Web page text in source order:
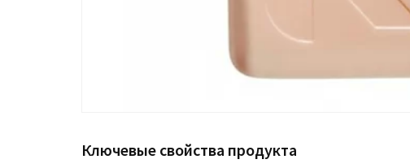
Ключевые свойства продукта